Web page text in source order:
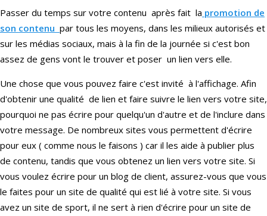
Passer du temps sur votre contenu après fait la promotion de
son contenu par tous les moyens, dans les milieux autorisés et
sur les médias sociaux, mais à la fin de la journée si c'est bon
assez de gens vont le trouver et poser un lien vers elle.
Une chose que vous pouvez faire c'est invité à l'affichage. Afin
d'obtenir une qualité de lien et faire suivre le lien vers votre site,
pourquoi ne pas écrire pour quelqu'un d'autre et de l'inclure dans
votre message. De nombreux sites vous permettent d'écrire
pour eux ( comme nous le faisons ) car il les aide à publier plus
de contenu, tandis que vous obtenez un lien vers votre site. Si
vous voulez écrire pour un blog de client, assurez-vous que vous
le faites pour un site de qualité qui est lié à votre site. Si vous
avez un site de sport, il ne sert à rien d'écrire pour un site de